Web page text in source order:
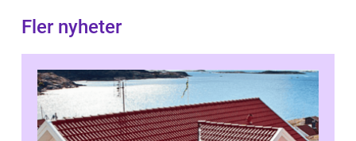
Fler nyheter